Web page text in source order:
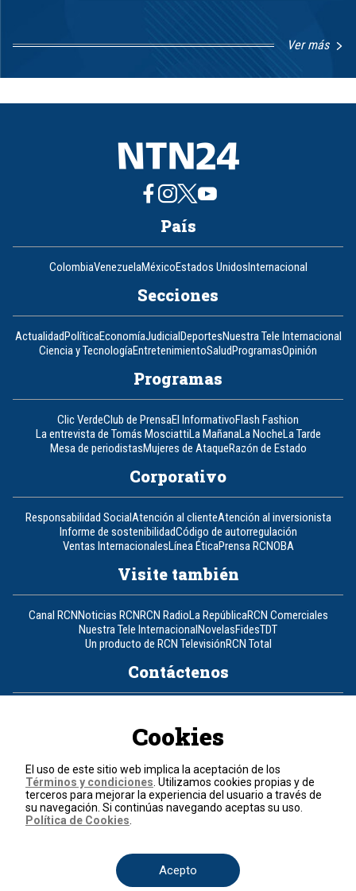
Ver más
1
8
País
ColombiaVenezuelaMéxicoEstados UnidosInternacional
Secciones
ActualidadPolíticaEconomíaJudicialDeportesNuestra Tele Internacional
Ciencia y TecnologíaEntretenimientoSaludProgramasOpinión
Programas
Clic VerdeClub de PrensaEl InformativoFlash Fashion
La entrevista de Tomás MosciattiLa MañanaLa NocheLa Tarde
Mesa de periodistasMujeres de AtaqueRazón de Estado
Corporativo
Responsabilidad SocialAtención al clienteAtención al inversionista
Informe de sostenibilidadCódigo de autorregulación
Ventas InternacionalesLínea ÉticaPrensa RCNOBA
Visite también
Canal RCNNoticias RCNRCN RadioLa RepúblicaRCN Comerciales
Nuestra Tele InternacionalNovelasFidesTDT
Un producto de RCN TelevisiónRCN Total
Contáctenos
Política de cookies
Términos y condiciones
© 2026, RCN Medios.
Todos los derechos reservados.
Cookies
El uso de este sitio web implica la aceptación de los
Términos y condiciones . Utilizamos cookies propias y de
terceros para mejorar la experiencia del usuario a través de
su navegación. Si continúas navegando aceptas su uso.
Política de Cookies
Acepto